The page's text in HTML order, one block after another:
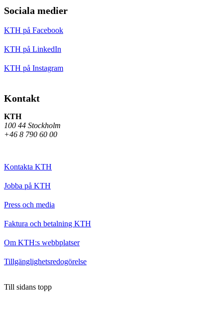
Sociala medier
KTH på Facebook
KTH på LinkedIn
KTH på Instagram
Kontakt
KTH
100 44 Stockholm
+46 8 790 60 00
Kontakta KTH
Jobba på KTH
Press och media
Faktura och betalning KTH
Om KTH:s webbplatser
Tillgänglighetsredogörelse
Till sidans topp